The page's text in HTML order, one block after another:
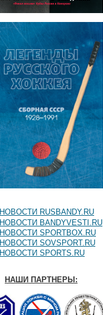
НОВОСТИ RUSBANDY.RU
НОВОСТИ BANDYVESTI.RU
НОВОСТИ SPORTBOX.RU
НОВОСТИ SOVSPORT.RU
НОВОСТИ SPORTS.RU
НАШИ ПАРТНЕРЫ: